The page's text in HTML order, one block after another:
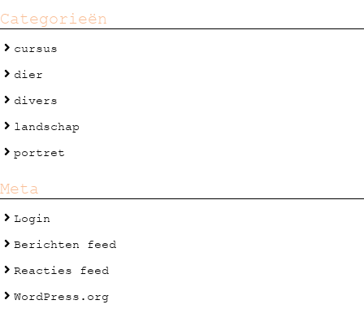
Categorieën
cursus
dier
divers
landschap
portret
Meta
Login
Berichten feed
Reacties feed
WordPress.org